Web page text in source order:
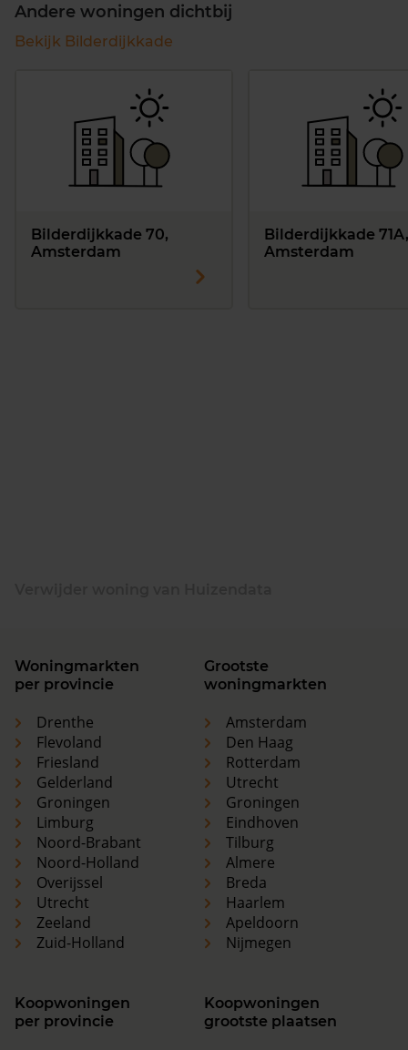
Andere woningen dichtbij
Bekijk Bilderdijkkade
Bilderdijkkade 70,
Amsterdam
Bilderdijkkade 71A,
Amsterdam
Woningmarkten
per provincie
Drenthe
Flevoland
Friesland
Gelderland
Groningen
Limburg
Noord-Brabant
Noord-Holland
Overijssel
Utrecht
Zeeland
Zuid-Holland
Grootste
woningmarkten
Amsterdam
Den Haag
Rotterdam
Utrecht
Groningen
Eindhoven
Tilburg
Almere
Breda
Haarlem
Apeldoorn
Nijmegen
Koopwoningen
per provincie
Koopwoningen
grootste plaatsen